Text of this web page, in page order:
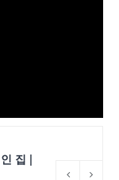
집 |